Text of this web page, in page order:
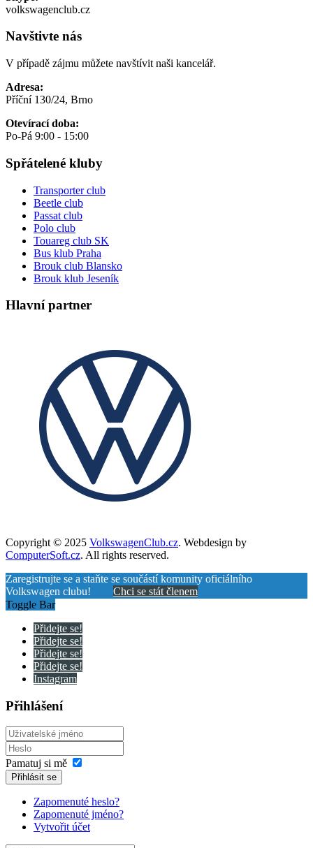
volkswagenclub.cz
Navštivte nás
V případě zájmu můžete navštívit naši kancelář.
Adresa:
Příční 130/24, Brno
Otevírací doba:
Po-Pá 9:00 - 15:00
Spřátelené kluby
Transporter club
Beetle club
Passat club
Polo club
Touareg club SK
Bus klub Praha
Brouk club Blansko
Brouk klub Jeseník
Hlavní partner
Copyright © 2025 VolkswagenClub.cz. Webdesign by
ComputerSoft.cz. All rights reserved.
Zaregistrujte se a staňte se součástí komunity oficiálního
Volkswagen clubu! Chci se stát členem
Toggle Bar
Přidejte se!
Přidejte se!
Přidejte se!
Přidejte se!
Instagram
Přihlášení
Pamatuj si mě
Přihlásit se
Zapomenuté heslo?
Zapomenuté jméno?
Vytvořit účet